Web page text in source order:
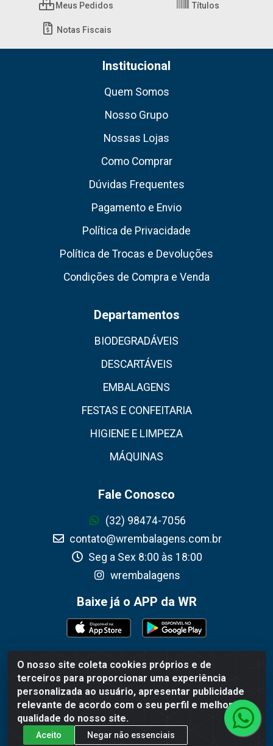
O nosso site coleta cookies próprios e de
terceiros para proporcionar uma experiência
personalizada ao usuário, apresentar publicidade
relevante de acordo com o seu perfil e melhorar a
qualidade do nosso site.
Aceito Negar não essenciais
Meus Pedidos Títulos
Notas Fiscais
Institucional
Quem Somos
Nosso Grupo
Nossas Lojas
Como Comprar
Dúvidas Frequentes
Pagamento e Envio
Política de Privacidade
Política de Trocas e Devoluções
Condições de Compra e Venda
Departamentos
BIODEGRADÁVEIS
DESCARTÁVEIS
EMBALAGENS
FESTAS E CONFEITARIA
HIGIENE E LIMPEZA
MÁQUINAS
Fale Conosco
(32) 98474-7056
contato@wrembalagens.com.br
Seg a Sex 8:00 às 18:00
wrembalagens
Baixe já o APP da WR
WR Embalagens - R. Cel. Teodoro Gomes de Araújo, 1360 -
Grogotó - Barbacena / MG - CEP 36202-628 - CNPJ
02.692.206/0001-55